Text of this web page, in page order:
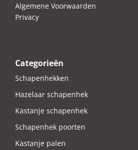
Algemene Voorwaarden
Privacy
Categorieën
Schapenhekken
Hazelaar schapenhek
Kastanje schapenhek
Schapenhek poorten
Kastanje palen